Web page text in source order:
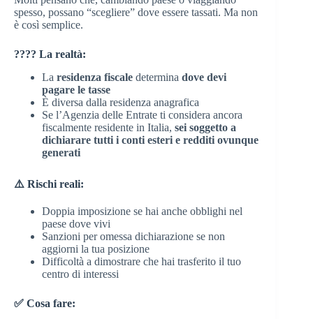
spesso, possano “scegliere” dove essere tassati. Ma non
è così semplice.
???? La realtà:
La residenza fiscale determina dove devi
pagare le tasse
È diversa dalla residenza anagrafica
Se l’Agenzia delle Entrate ti considera ancora
fiscalmente residente in Italia, sei soggetto a
dichiarare tutti i conti esteri e redditi ovunque
generati
⚠️ Rischi reali:
Doppia imposizione se hai anche obblighi nel
paese dove vivi
Sanzioni per omessa dichiarazione se non
aggiorni la tua posizione
Difficoltà a dimostrare che hai trasferito il tuo
centro di interessi
✅ Cosa fare: